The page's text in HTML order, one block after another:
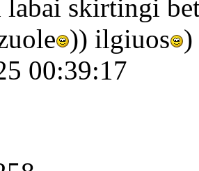
labai skirtingi
)) ilgiuos )
00:39:17